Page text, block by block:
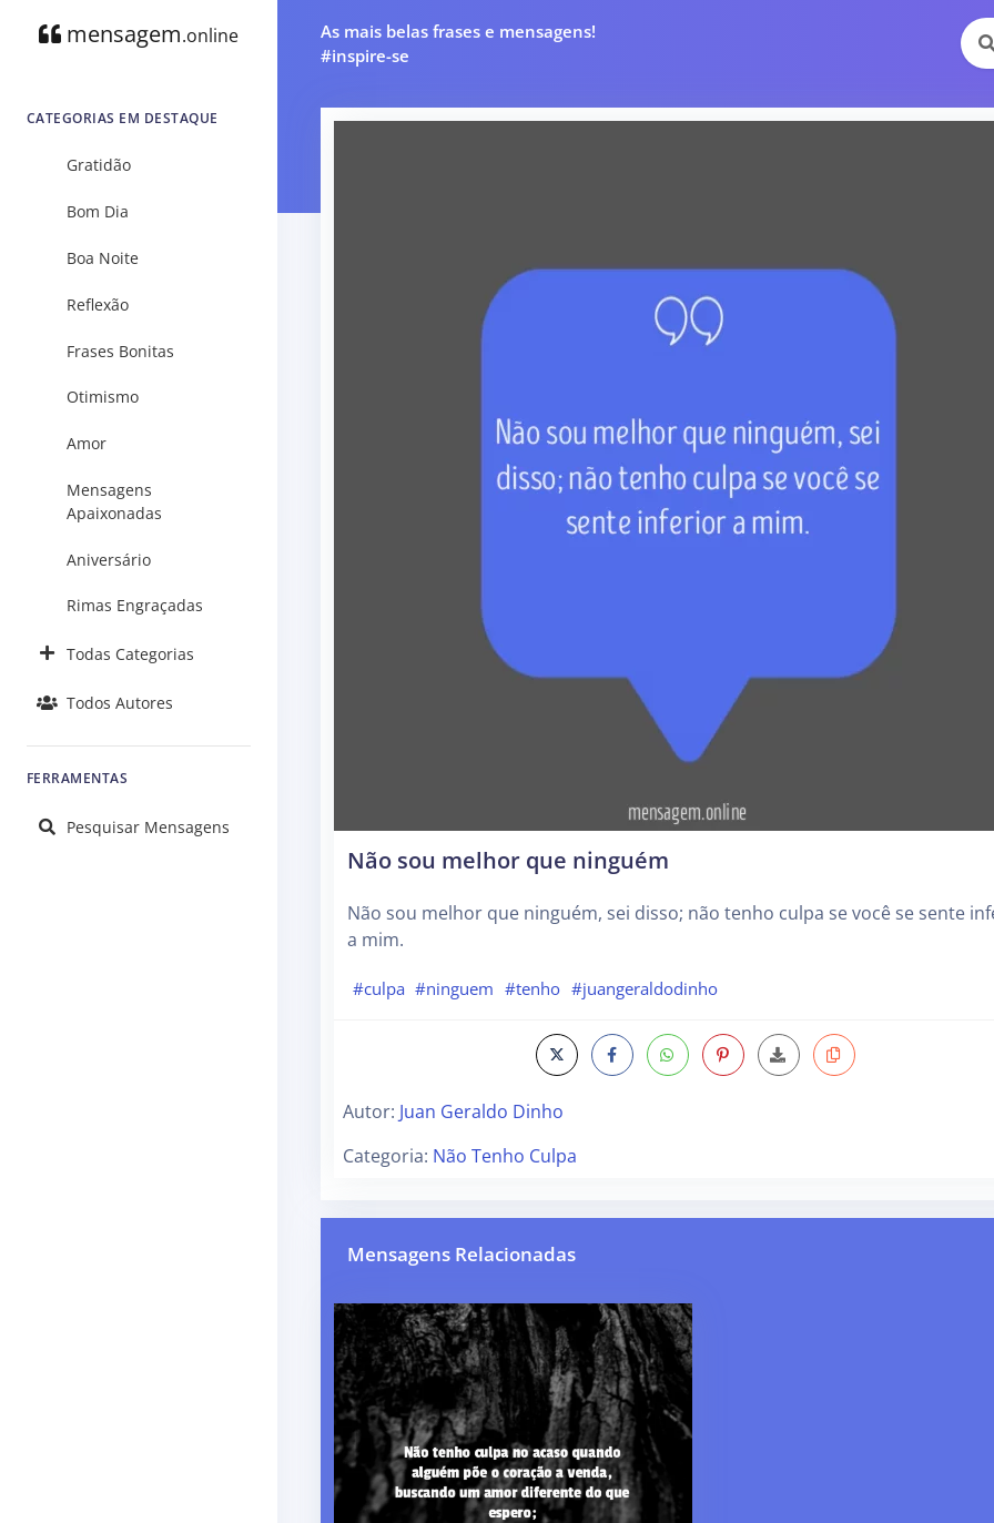
mensagem.online
CATEGORIAS EM DESTAQUE
Gratidão
Bom Dia
Boa Noite
Reflexão
Frases Bonitas
Otimismo
Amor
Mensagens
Apaixonadas
Aniversário
Rimas Engraçadas
Todas Categorias
Todos Autores
FERRAMENTAS
Pesquisar Mensagens
As mais belas frases e mensagens!
#inspire-se
Não sou melhor que ninguém
Não sou melhor que ninguém, sei disso; não tenho culpa se você se sente
a mim.
#culpa #ninguem #tenho #juangeraldodinho
Autor: Juan Geraldo Dinho
Categoria: Não Tenho Culpa
Mensagens Relacionadas